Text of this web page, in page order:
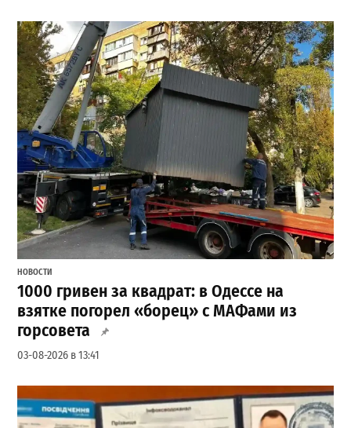
НОВОСТИ
1000 гривен за квадрат: в Одессе на
взятке погорел «борец» с МАФами из
горсовета
03-08-2026 в 13:41